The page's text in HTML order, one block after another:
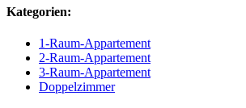
Kategorien:
1-Raum-Appartement
2-Raum-Appartement
3-Raum-Appartement
Doppelzimmer